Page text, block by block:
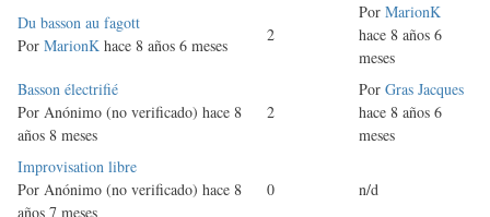
Discusión
normal
Du basson au fagott
Por MarionK hace 8 años 6 meses
2
Por MarionK
hace 8 años 6
meses
Discusión
normal
Basson électrifié
Por Anónimo (no verificado) hace 8
años 8 meses
2
Por Gras Jacques
hace 8 años 6
meses
Discusión
normal
Improvisation libre
Por Anónimo (no verificado) hace 8
años 7 meses
0 n/d